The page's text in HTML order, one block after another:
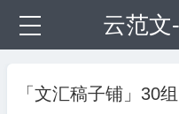
云范文
「文汇稿子铺」30